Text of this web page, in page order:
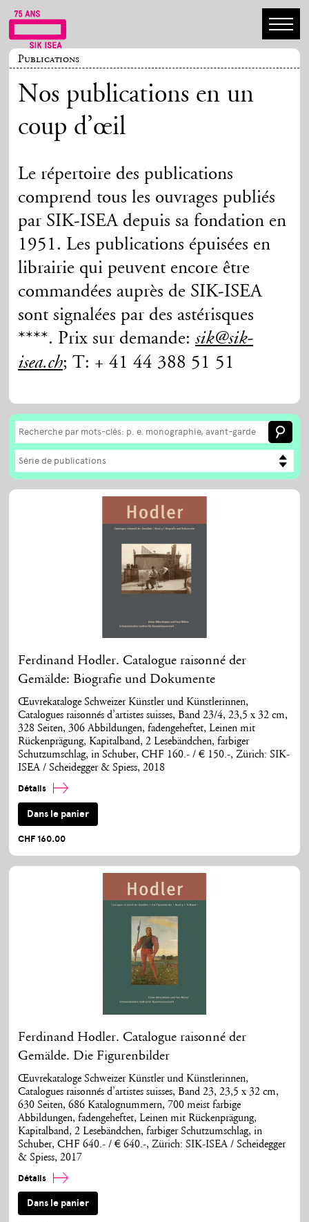
Publications
Nos publications en un
coup d’œil
Le répertoire des publications
comprend tous les ouvrages publiés
par SIK-ISEA depuis sa fondation en
1951. Les publications épuisées en
librairie qui peuvent encore être
commandées auprès de SIK-ISEA
sont signalées par des astérisques
****. Prix sur demande:sik@sik-
isea.ch; T: + 41 44 388 51 51
Série de publications
Ferdinand Hodler. Catalogue raisonné der
Gemälde: Biografie und Dokumente
Œuvrekataloge Schweizer Künstler und Künstlerinnen,
Catalogues raisonnés d’artistes suisses, Band 23/4, 23,5 x 32 cm,
328 Seiten, 306 Abbildungen, fadengeheftet, Leinen mit
Rückenprägung, Kapitalband, 2 Lesebändchen, farbiger
Schutzumschlag, in Schuber, CHF 160.- / € 150.-, Zürich: SIK-
ISEA / Scheidegger & Spiess, 2018
Détails
Dans le panier
CHF 160.00
Ferdinand Hodler. Catalogue raisonné der
Gemälde. Die Figurenbilder
Œuvrekataloge Schweizer Künstler und Künstlerinnen,
Catalogues raisonnés d’artistes suisses, Band 23, 23,5 x 32 cm,
630 Seiten, 686 Katalognummern, 700 meist farbige
Abbildungen, fadengeheftet, Leinen mit Rückenprägung,
Kapitalband, 2 Lesebändchen, farbiger Schutzumschlag, in
Schuber, CHF 640.- / € 640.-, Zürich: SIK-ISEA / Scheidegger
& Spiess, 2017
Détails
Dans le panier